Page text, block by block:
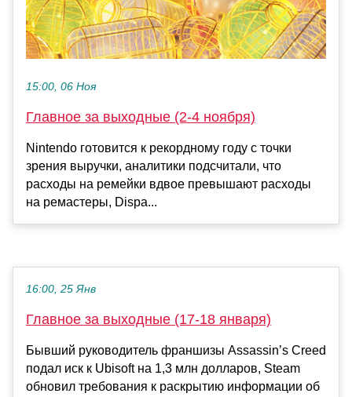
15:00, 06 Ноя
Главное за выходные (2-4 ноября)
Nintendo готовится к рекордному году с точки
зрения выручки, аналитики подсчитали, что
расходы на ремейки вдвое превышают расходы
на ремастеры, Dispa...
16:00, 25 Янв
Главное за выходные (17-18 января)
Бывший руководитель франшизы Assassin’s Creed
подал иск к Ubisoft на 1,3 млн долларов, Steam
обновил требования к раскрытию информации об